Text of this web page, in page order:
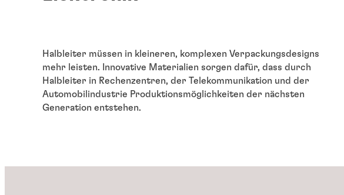
Halbleiter müssen in kleineren, komplexen Verpackungsdesigns
mehr leisten. Innovative Materialien sorgen dafür, dass durch
Halbleiter in Rechenzentren, der Telekommunikation und der
Automobilindustrie Produktionsmöglichkeiten der nächsten
Generation entstehen.